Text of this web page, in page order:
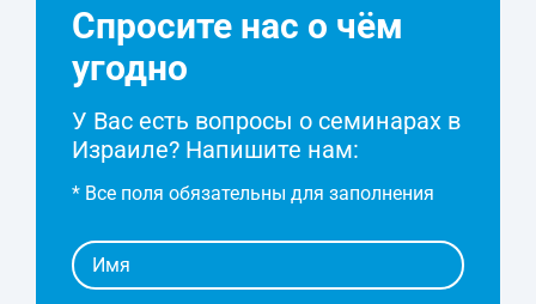
ТРЕТИЙ СЕМИНАР
20-22 мая
ВТОРОЙ СЕМИНАР
9-10 апреля
ТРЕТИЙ СЕМИНАР
20-22 мая
ПЕРВЫЙ СЕМИНАР
Процесс подготовки онлайн
ВТОРОЙ СЕМИНАР
Спросите нас о чём
угодно
У Вас есть вопросы о семинарах в
Израиле? Напишите нам:
* Все поля обязательны для заполнения